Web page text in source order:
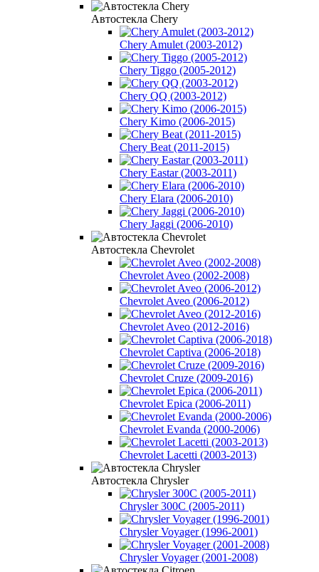
Автостекла Chery
Chery Amulet (2003-2012)
Chery Tiggo (2005-2012)
Chery QQ (2003-2012)
Chery Kimo (2006-2015)
Chery Beat (2011-2015)
Chery Eastar (2003-2011)
Chery Elara (2006-2010)
Chery Jaggi (2006-2010)
Автостекла Chevrolet
Chevrolet Aveo (2002-2008)
Chevrolet Aveo (2006-2012)
Chevrolet Aveo (2012-2016)
Chevrolet Captiva (2006-2018)
Chevrolet Cruze (2009-2016)
Chevrolet Epica (2006-2011)
Chevrolet Evanda (2000-2006)
Chevrolet Lacetti (2003-2013)
Автостекла Chrysler
Chrysler 300C (2005-2011)
Chrysler Voyager (1996-2001)
Chrysler Voyager (2001-2008)